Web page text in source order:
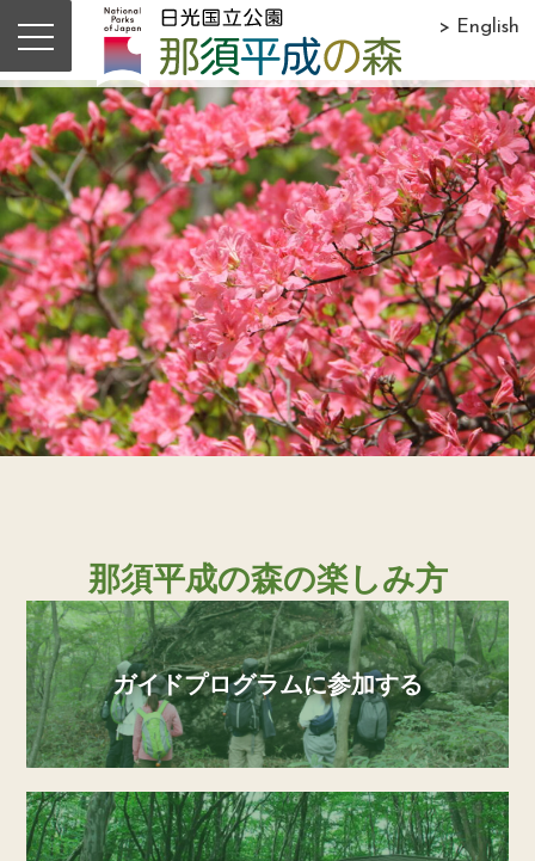
> English
那須平成の森の楽しみ方
ガイドプログラムに参加する